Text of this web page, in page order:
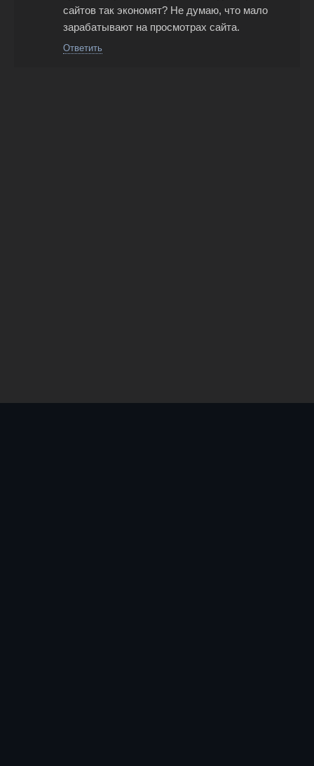
сайтов так экономят? Не думаю, что мало
зарабатывают на просмотрах сайта.
Ответить